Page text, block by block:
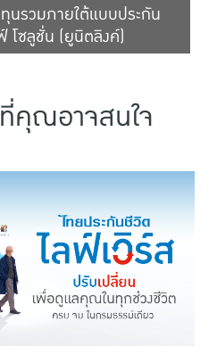
รวมภายใต้แบบประกัน
โซลูชั่น (ยูนิตลิงค์)
คุณอาจสนใจ